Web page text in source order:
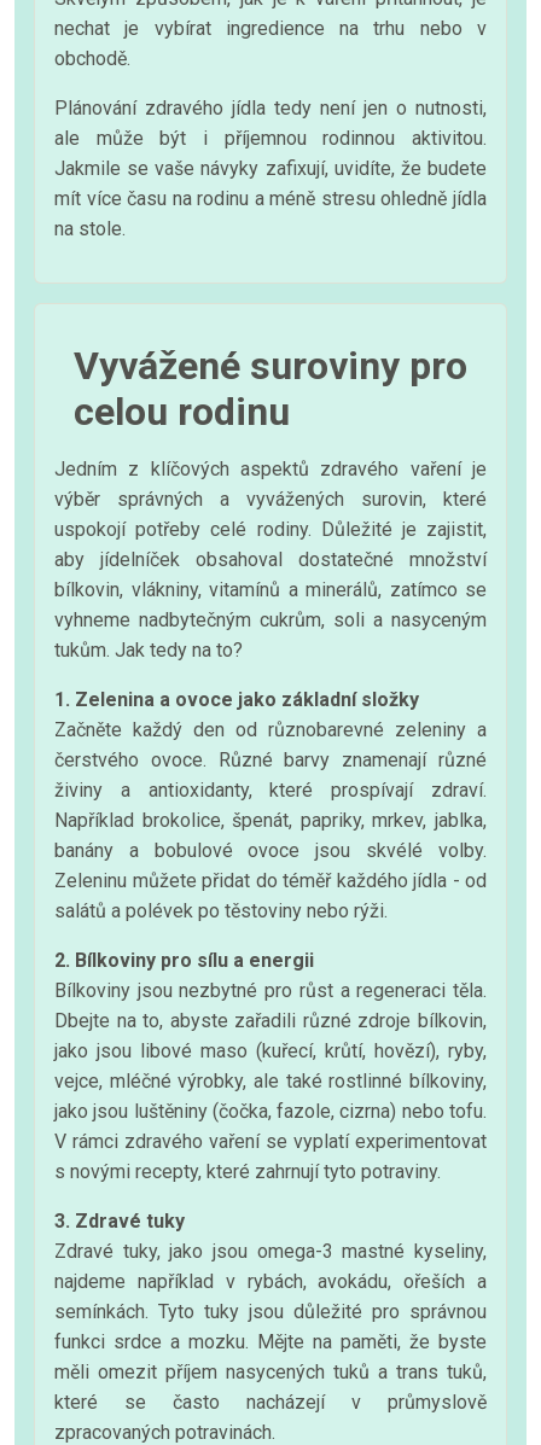
nechat je vybírat ingredience na trhu nebo v
obchodě.
Plánování zdravého jídla tedy není jen o nutnosti,
ale může být i příjemnou rodinnou aktivitou.
Jakmile se vaše návyky zafixují, uvidíte, že budete
mít více času na rodinu a méně stresu ohledně jídla
na stole.
Vyvážené suroviny pro
celou rodinu
Jedním z klíčových aspektů zdravého vaření je
výběr správných a vyvážených surovin, které
uspokojí potřeby celé rodiny. Důležité je zajistit,
aby jídelníček obsahoval dostatečné množství
bílkovin, vlákniny, vitamínů a minerálů, zatímco se
vyhneme nadbytečným cukrům, soli a nasyceným
tukům. Jak tedy na to?
1. Zelenina a ovoce jako základní složky
Začněte každý den od různobarevné zeleniny a
čerstvého ovoce. Různé barvy znamenají různé
živiny a antioxidanty, které prospívají zdraví.
Například brokolice, špenát, papriky, mrkev, jablka,
banány a bobulové ovoce jsou skvélé volby.
Zeleninu můžete přidat do téměř každého jídla - od
salátů a polévek po těstoviny nebo rýži.
2. Bílkoviny pro sílu a energii
Bílkoviny jsou nezbytné pro růst a regeneraci těla.
Dbejte na to, abyste zařadili různé zdroje bílkovin,
jako jsou libové maso (kuřecí, krůtí, hovězí), ryby,
vejce, mléčné výrobky, ale také rostlinné bílkoviny,
jako jsou luštěniny (čočka, fazole, cizrna) nebo tofu.
V rámci zdravého vaření se vyplatí experimentovat
s novými recepty, které zahrnují tyto potraviny.
3. Zdravé tuky
Zdravé tuky, jako jsou omega-3 mastné kyseliny,
najdeme například v rybách, avokádu, ořeších a
semínkách. Tyto tuky jsou důležité pro správnou
funkci srdce a mozku. Mějte na paměti, že byste
měli omezit příjem nasycených tuků a trans tuků,
které se často nacházejí v průmyslově
zpracovaných potravinách.